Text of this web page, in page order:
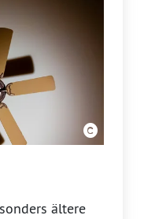
ältere